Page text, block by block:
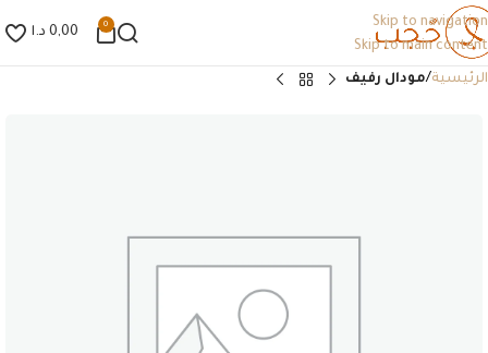
Skip to navigation
Skip to main content
0
0,00 د.ا
الرئيسية مودال رفيف